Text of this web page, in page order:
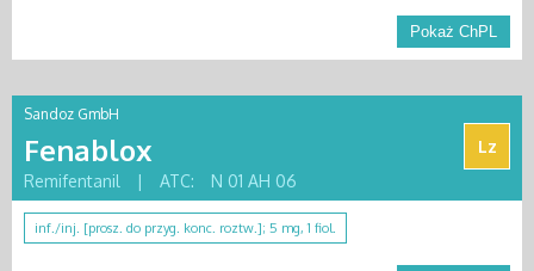
Pokaż ChPL
Sandoz GmbH
Fenablox
Lz
Remifentanil
| ATC: N 01 AH 06
inf./inj. [prosz. do przyg. konc. roztw.]; 5 mg, 1 fiol.